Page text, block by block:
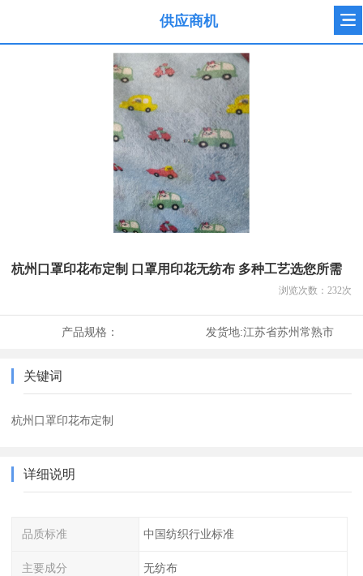
供应商机
杭州口罩印花布定制 口罩用印花无纺布 多种工艺选您所需
浏览次数： 232次
产品规格： 发货地:江苏省苏州常熟市
关键词
杭州口罩印花布定制
详细说明
品质标准 中国纺织行业标准
主要成分 无纺布